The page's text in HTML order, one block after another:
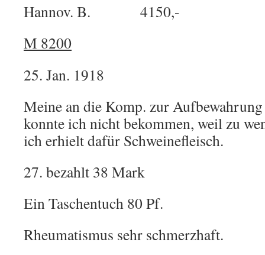
Hannov. B. 4150,-
M 8200
25. Jan. 1918
Meine an die Komp. zur Aufbewahrung
konnte ich nicht bekommen, weil zu
ich erhielt dafür Schweinefleisch.
27. bezahlt 38 Mark
Ein Taschentuch 80 Pf.
Rheumatismus sehr schmerzhaft.